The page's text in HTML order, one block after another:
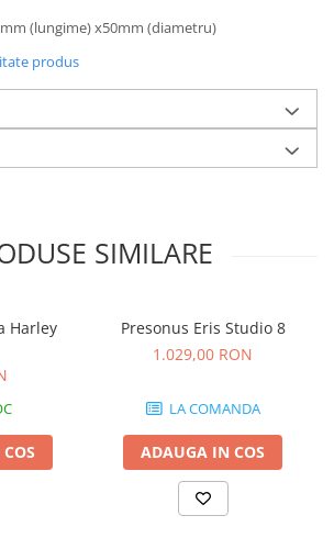
Dans
(lungime) x50mm (diametru)
produs
SIMILARE
Harley
Presonus Eris Studio 8
1.029,00 RON
LA COMANDA
ADAUGA IN COS